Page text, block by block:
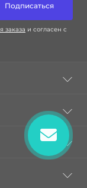
Подписаться
заказа и согласен с